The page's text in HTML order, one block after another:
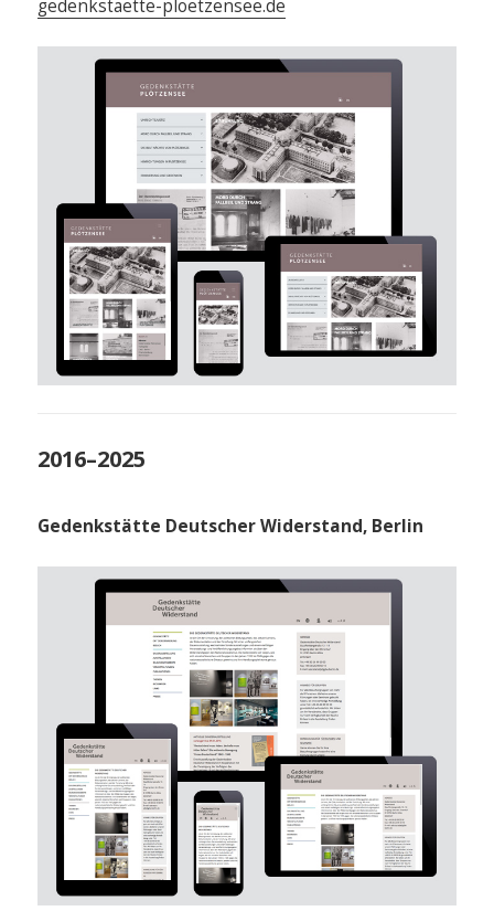
gedenkstaette-ploetzensee.de
2016–2025
Gedenkstätte Deutscher Widerstand, Berlin